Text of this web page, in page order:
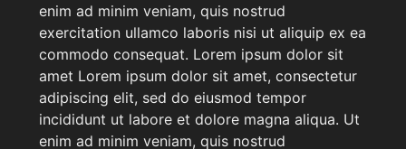
enim ad minim veniam, quis nostrud
exercitation ullamco laboris nisi ut aliquip ex ea
commodo consequat. Lorem ipsum dolor sit
amet Lorem ipsum dolor sit amet, consectetur
adipiscing elit, sed do eiusmod tempor
incididunt ut labore et dolore magna aliqua. Ut
enim ad minim veniam, quis nostrud